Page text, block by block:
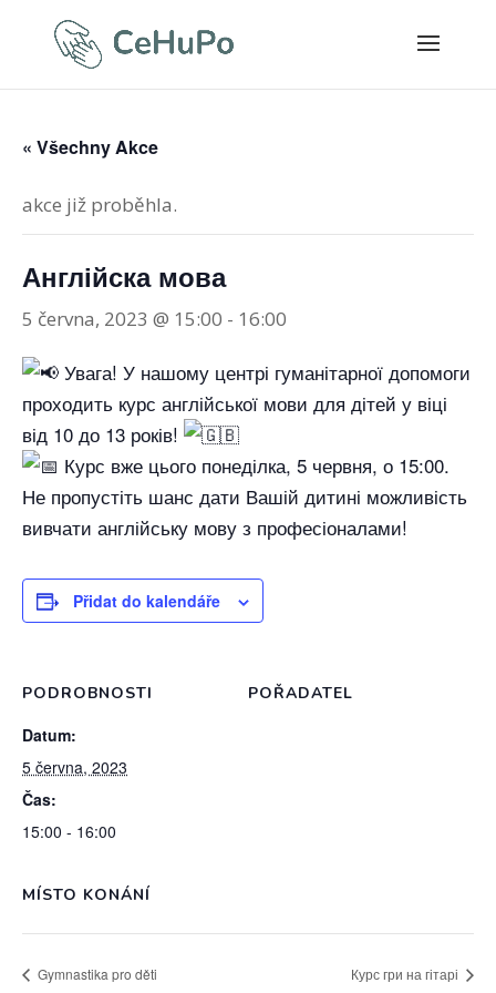
« Všechny Akce
akce již proběhla.
Англійска мова
5 června, 2023 @ 15:00 - 16:00
Увага! У нашому центрі гуманітарної допомоги
проходить курс англійської мови для дітей у віці
від 10 до 13 років!
Курс вже цього понеділка, 5 червня, о 15:00.
Не пропустіть шанс дати Вашій дитині можливість
вивчати англійську мову з професіоналами!
Přidat do kalendáře
PODROBNOSTI
Datum:
5 června, 2023
Čas:
15:00 - 16:00
POŘADATEL
MÍSTO KONÁNÍ
Gymnastika pro děti Курс гри на гітарі